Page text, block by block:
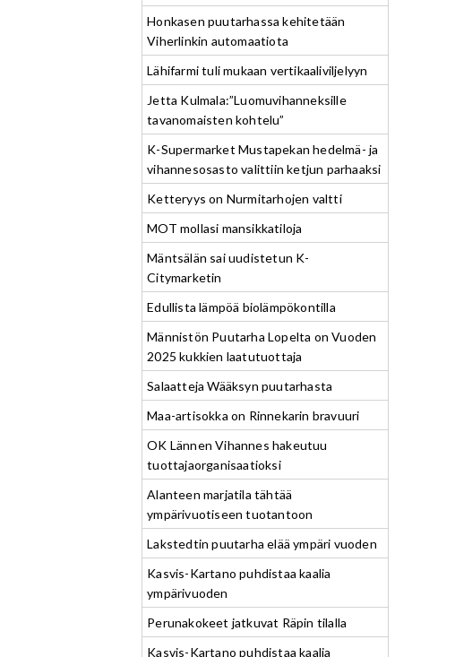
Honkasen puutarhassa kehitetään
Viherlinkin automaatiota
Lähifarmi tuli mukaan vertikaaliviljelyyn
Jetta Kulmala:”Luomuvihanneksille
tavanomaisten kohtelu”
K-Supermarket Mustapekan hedelmä- ja
vihannesosasto valittiin ketjun parhaaksi
Ketteryys on Nurmitarhojen valtti
MOT mollasi mansikkatiloja
Mäntsälän sai uudistetun K-
Citymarketin
Edullista lämpöä biolämpökontilla
Männistön Puutarha Lopelta on Vuoden
2025 kukkien laatutuottaja
Salaatteja Wääksyn puutarhasta
Maa-artisokka on Rinnekarin bravuuri
OK Lännen Vihannes hakeutuu
tuottajaorganisaatioksi
Alanteen marjatila tähtää
ympärivuotiseen tuotantoon
Lakstedtin puutarha elää ympäri vuoden
Kasvis-Kartano puhdistaa kaalia
ympärivuoden
Perunakokeet jatkuvat Räpin tilalla
Kasvis-Kartano puhdistaa kaalia